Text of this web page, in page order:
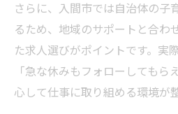
さらに、入間市では自治体の子
るため、地域のサポートと合わ
た求人選びがポイントです。実
「急な休みもフォローしてもら
心して仕事に取り組める環境が